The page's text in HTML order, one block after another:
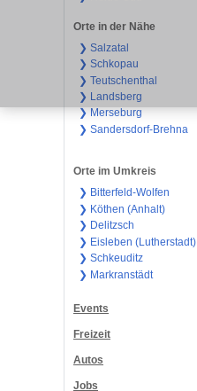
Orte in der Nähe
❯ Salzatal
❯ Schkopau
❯ Teutschenthal
❯ Landsberg
❯ Merseburg
❯ Sandersdorf-Brehna
Orte im Umkreis
❯ Bitterfeld-Wolfen
❯ Köthen (Anhalt)
❯ Delitzsch
❯ Eisleben (Lutherstadt)
❯ Schkeuditz
❯ Markranstädt
Events
Freizeit
Autos
Jobs